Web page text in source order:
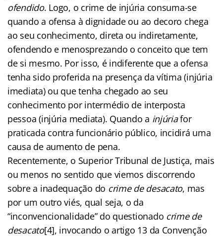
ofendido. Logo, o crime de injúria consuma-se
quando a ofensa à dignidade ou ao decoro chega
ao seu conhecimento, direta ou indiretamente,
ofendendo e menosprezando o conceito que tem
de si mesmo. Por isso, é indiferente que a ofensa
tenha sido proferida na presença da vítima (injúria
imediata) ou que tenha chegado ao seu
conhecimento por intermédio de interposta
pessoa (injúria mediata). Quando a injúriafor
praticada contra funcionário público, incidirá uma
causa de aumento de pena.
Recentemente, o Superior Tribunal de Justiça, mais
ou menos no sentido que viemos discorrendo
sobre a inadequação do crime de desacato, mas
por um outro viés, qual seja, o da
“inconvencionalidade” do questionado crime de
desacato[4], invocando o artigo 13 da Convenção